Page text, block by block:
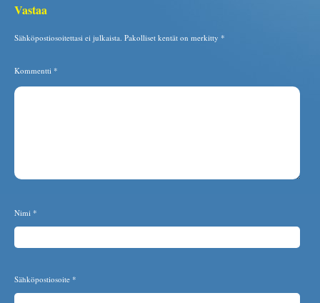
Vastaa
Sähköpostiosoitettasi ei julkaista. Pakolliset kentät on merkitty *
Kommentti *
Nimi *
Sähköpostiosoite *